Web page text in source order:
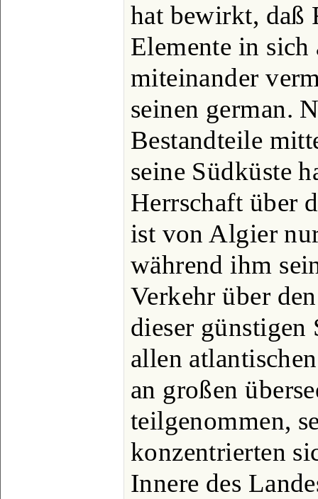
hat bewirkt, daß
Elemente in
miteinander
seinen german.
Bestandteile
seine Südküste
Herrschaft über
ist von Algier
während ihm
Verkehr über
dieser günstigen
allen
an großen
teilgenommen,
konzentrierten
Innere des